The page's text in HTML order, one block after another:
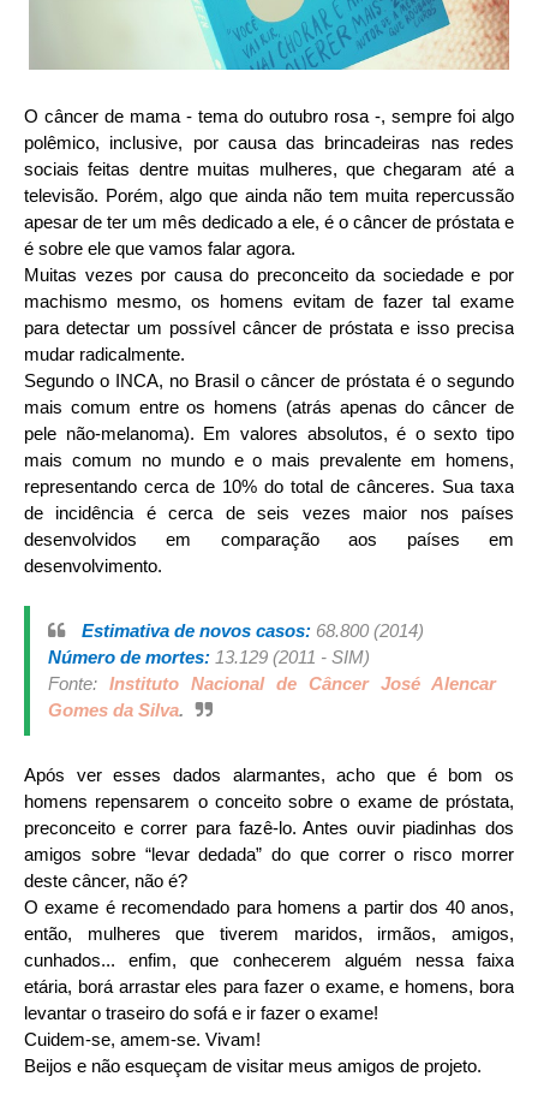
O câncer de mama - tema do outubro rosa -, sempre foi algo
polêmico, inclusive, por causa das brincadeiras nas redes
sociais feitas dentre muitas mulheres, que chegaram até a
televisão. Porém, algo que ainda não tem muita repercussão
apesar de ter um mês dedicado a ele, é o câncer de próstata e
é sobre ele que vamos falar agora.
Muitas vezes por causa do preconceito da sociedade e por
machismo mesmo, os homens evitam de fazer tal exame
para detectar um possível câncer de próstata e isso precisa
mudar radicalmente.
Segundo o INCA, no Brasil o câncer de próstata é o segundo
mais comum entre os homens (atrás apenas do câncer de
pele não-melanoma). Em valores absolutos, é o sexto tipo
mais comum no mundo e o mais prevalente em homens,
representando cerca de 10% do total de cânceres. Sua taxa
de incidência é cerca de seis vezes maior nos países
desenvolvidos em comparação aos países em
desenvolvimento.
Estimativa de novos casos: 68.800 (2014)
Número de mortes: 13.129 (2011 - SIM)
Fonte: Instituto Nacional de Câncer José Alencar
Gomes da Silva.
Após ver esses dados alarmantes, acho que é bom os
homens repensarem o conceito sobre o exame de próstata,
preconceito e correr para fazê-lo. Antes ouvir piadinhas dos
amigos sobre “levar dedada” do que correr o risco morrer
deste câncer, não é?
O exame é recomendado para homens a partir dos 40 anos,
então, mulheres que tiverem maridos, irmãos, amigos,
cunhados... enfim, que conhecerem alguém nessa faixa
etária, borá arrastar eles para fazer o exame, e homens, bora
levantar o traseiro do sofá e ir fazer o exame!
Cuidem-se, amem-se. Vivam!
Beijos e não esqueçam de visitar meus amigos de projeto.